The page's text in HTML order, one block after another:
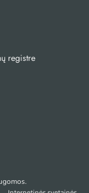
registre